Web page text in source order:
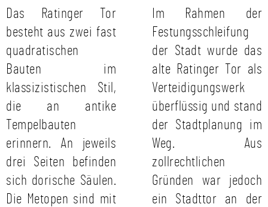
Das Ratinger Tor
besteht aus zwei fast
quadratischen
Bauten im
klassizistischen Stil,
die an antike
Tempelbauten
erinnern. An jeweils
drei Seiten befinden
sich dorische Säulen.
Die Metopen sind mit
Im Rahmen der
Festungsschleifung
der Stadt wurde das
alte Ratinger Tor als
Verteidigungswerk
überflüssig und stand
der Stadtplanung im
Weg. Aus
zollrechtlichen
Gründen war jedoch
ein Stadttor an der